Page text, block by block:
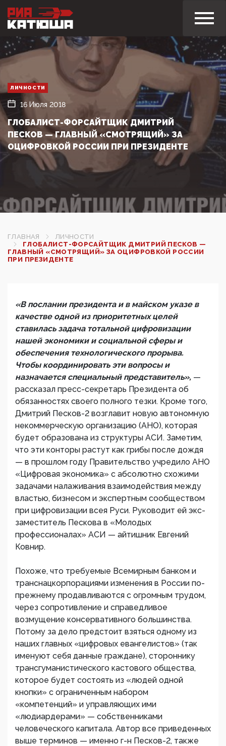
ЛИЧНОСТИ
16 Июля 2018
ГЛОБАЛИСТ-ФОРСАЙТЩИК ДМИТРИЙ
ПЕСКОВ — ГЛАВНЫЙ «СМОТРЯЩИЙ» ЗА
ОЦИФРОВКОЙ РОССИИ ПРИ ПРЕЗИДЕНТЕ
ГЛАВНАЯ
ЛИЧНОСТИ
ГЛОБАЛИСТ-ФОРСАЙТЩИК ДМИТРИЙ ПЕСКОВ —
ГЛАВНЫЙ «СМОТРЯЩИЙ» ЗА ОЦИФРОВКОЙ РОССИИ
ПРИ ПРЕЗИДЕНТЕ
«В послании президента и в майском указе в
качестве одной из приоритетных целей
ставилась задача тотальной цифровизации
нашей экономики и социальной сферы и
обеспечения технологического прорыва.
Чтобы координировать эти вопросы и
назначается специальный представитель», —
рассказал пресс-секретарь Президента об
обязанностях своего полного тезки. Кроме того,
Дмитрий Песков-2 возглавит новую автономную
некоммерческую организацию (АНО), которая
будет образована из структуры АСИ. Заметим,
что эти конторы растут как грибы после дождя
— в прошлом году Правительство учредило АНО
«Цифровая экономика» с абсолютно схожими
задачами налаживания взаимодействия между
властью, бизнесом и экспертным сообществом
при цифровизации всея Руси. Руководит ей экс-
заместитель Пескова в «Молодых
профессионалах» АСИ — айтишник Евгений
Ковнир.
Похоже, что требуемые Всемирным банком и
транснацкорпорациями изменения в России по-
прежнему продавливаются с огромным трудом,
через сопротивление и справедливое
возмущение консервативного большинства.
Потому за дело предстоит взяться одному из
наших главных «цифровых евангелистов» (так
именуют себя данные граждане), стороннику
трансгуманистического кастового общества,
которое будет состоять из «людей одной
кнопки» с ограниченным набором
«компетенций» и управляющих ими
«людиардерами» — собственниками
человеческого капитала. Автор все приведенных
выше терминов — именно г-н Песков-2, также